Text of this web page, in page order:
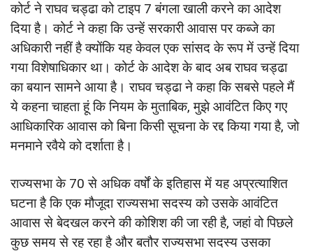
कोर्ट ने राघव चड्ढा को टाइप 7 बंगला खाली करने का आदेश
दिया है। कोर्ट ने कहा कि उन्हें सरकारी आवास पर कब्जे का
अधिकारी नहीं है क्योंकि यह केवल एक सांसद के रूप में उन्हें दिया
गया विशेषाधिकार था। कोर्ट के आदेश के बाद अब राघव चड्ढा
का बयान सामने आया है। राघव चड्ढा ने कहा कि सबसे पहले मैं
ये कहना चाहता हूं कि नियम के मुताबिक, मुझे आवंटित किए गए
आधिकारिक आवास को बिना किसी सूचना के रद्द किया गया है, जो
मनमाने रवैये को दर्शाता है।
राज्यसभा के 70 से अधिक वर्षों के इतिहास में यह अप्रत्याशित
घटना है कि एक मौजूदा राज्यसभा सदस्य को उसके आवंटित
आवास से बेदखल करने की कोशिश की जा रही है, जहां वो पिछले
कुछ समय से रह रहा है और बतौर राज्यसभा सदस्य उसका